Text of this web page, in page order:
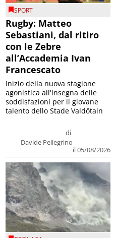
SPORT
Rugby: Matteo
Sebastiani, dal ritiro
con le Zebre
all’Accademia Ivan
Francescato
di
Davide Pellegrino
il 05/08/2026
Inizio della nuova stagione
agonistica all'insegna delle
soddisfazioni per il giovane
talento dello Stade Valdôtain